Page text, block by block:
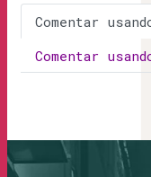
Comentar
Comentar